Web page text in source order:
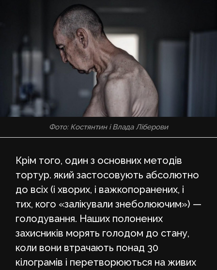
Фото: Костянтин і Влада Ліберови
Крім того, один з основних методів
тортур. який застосовують абсолютно
до всіх (і хворих, і важкопоранених, і
тих, кого «залікували знеболюючим») —
голодування. Наших полонених
захисників морять голодом до стану,
коли вони втрачають понад 30
кілограмів і перетворюються на живих